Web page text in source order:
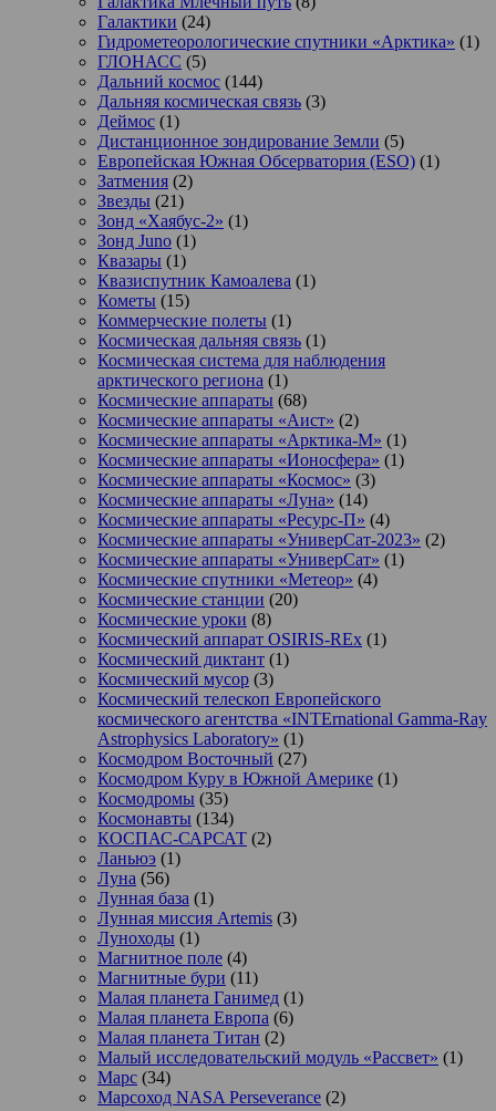
Галактики (24)
Гидрометеорологические спутники «Арктика» (1)
ГЛОНАСС (5)
Дальний космос (144)
Дальняя космическая связь (3)
Деймос (1)
Дистанционное зондирование Земли (5)
Европейская Южная Обсерватория (ESO) (1)
Затмения (2)
Звезды (21)
Зонд «Хаябус-2» (1)
Зонд Juno (1)
Квазары (1)
Квазиспутник Камоалева (1)
Кометы (15)
Коммерческие полеты (1)
Космическая дальняя связь (1)
Космическая система для наблюдения
арктического региона (1)
Космические аппараты (68)
Космические аппараты «Аист» (2)
Космические аппараты «Арктика-М» (1)
Космические аппараты «Ионосфера» (1)
Космические аппараты «Космос» (3)
Космические аппараты «Луна» (14)
Космические аппараты «Ресурс-П» (4)
Космические аппараты «УниверСат-2023» (2)
Космические аппараты «УниверСат» (1)
Космические спутники «Метеор» (4)
Космические станции (20)
Космические уроки (8)
Космический аппарат OSIRIS-REx (1)
Космический диктант (1)
Космический мусор (3)
Космический телескоп Европейского
космического агентства «INTErnational Gamma-Ray
Astrophysics Laboratory» (1)
Космодром Восточный (27)
Космодром Куру в Южной Америке (1)
Космодромы (35)
Космонавты (134)
КОСПАС-САРСАТ (2)
Ланьюэ (1)
Луна (56)
Лунная база (1)
Лунная миссия Artemis (3)
Луноходы (1)
Магнитное поле (4)
Магнитные бури (11)
Малая планета Ганимед (1)
Малая планета Европа (6)
Малая планета Титан (2)
Малый исследовательский модуль «Рассвет» (1)
Марс (34)
Марсоход NASA Perseverance (2)